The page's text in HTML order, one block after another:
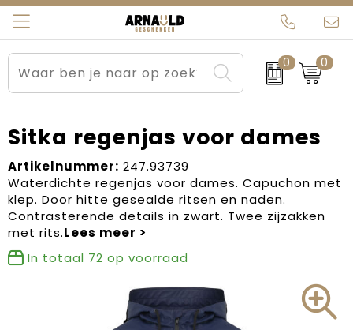
0 0
Relatiegeschenken
Sportkleding
Werkkleding
Kleding en textiel
Tassen
Beurs en Evenementen
Brievenbuspakketten
Carnaval
Dag van de Zorg
Kerstartikelen
Kraamcadeaus
Arnauld Kerstpakketten
MijnEigenKadootje
Ons team
Contact
Blogs
Sitka regenjas voor dames
Artikelnummer: 247.93739
Waterdichte regenjas voor dames. Capuchon met
klep. Door hitte gesealde ritsen en naden.
Contrasterende details in zwart. Twee zijzakken
met rits.
In totaal 72 op voorraad